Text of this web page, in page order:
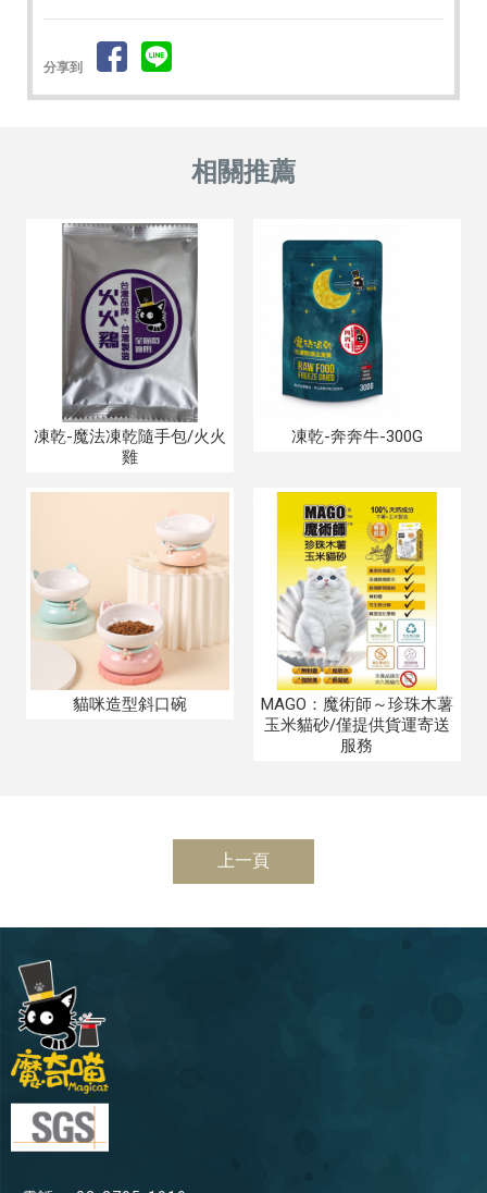
分享到
凍乾-魔法凍乾隨手包/火火
雞
凍乾-奔奔牛-300G
貓咪造型斜口碗
MAGO：魔術師～珍珠木薯
玉米貓砂/僅提供貨運寄送
服務
上一頁